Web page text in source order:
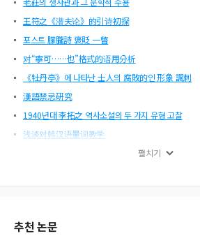
王符之《潜夫论》的引诗初探
포스트 朦朧詩 褒貶 一瞥
对“寧可……也”格式的语用分析
《牡丹亭》에 나타난 士人의 腐敗的인 形象 諷刺
漢語禁忌硏究
1940년대 李拓之 역사소설의 두 가지 유형 고찰
浅谈对韩汉语量词教学
納西東巴文字에 담겨진 納西族의 生死觀
劉 文筆論의 性格에 관한 검토
펼치기
추천 논문